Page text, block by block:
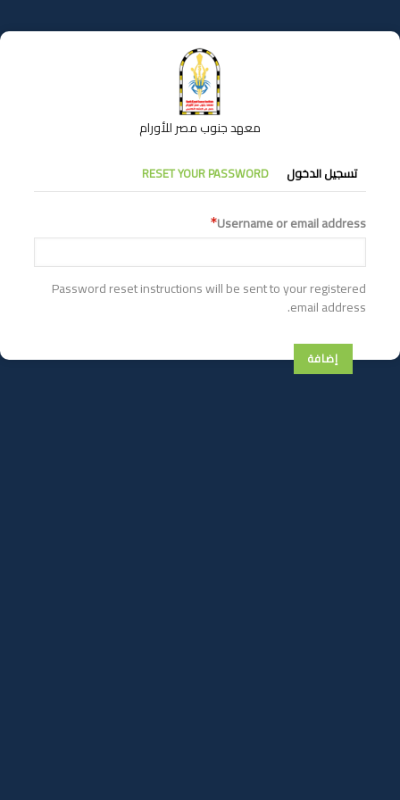
إلى
المحتوى
معهد جنوب مصر للأورام
التبويبات
الأساسية
تسجيل الدخول RESET YOUR PASSWORD
Username or email address
Password reset instructions will be sent to your registered
email address.